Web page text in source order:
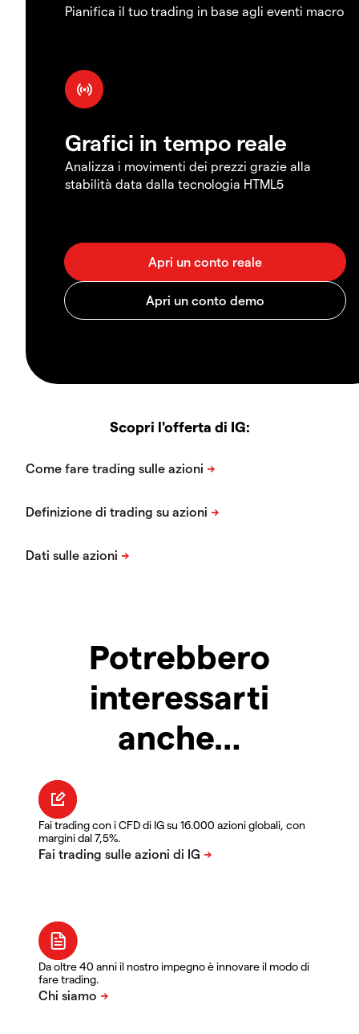
Pianifica il tuo trading in base agli eventi macro
Grafici in tempo reale
Analizza i movimenti dei prezzi grazie alla
stabilità data dalla tecnologia HTML5
Scopri l'offerta di IG:
Potrebbero
interessarti
anche…
Fai trading con i CFD di IG su 16.000 azioni globali, con
margini dal 7,5%.
Da oltre 40 anni il nostro impegno è innovare il modo di
fare trading.